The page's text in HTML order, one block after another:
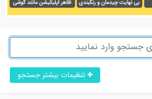
تنظیمات بیشتر جستجو